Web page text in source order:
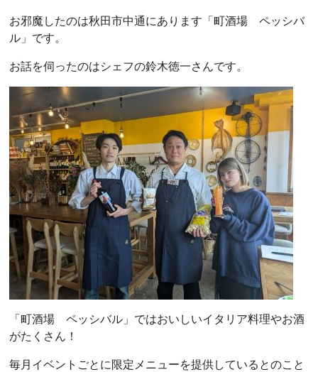
お邪魔したのは秋田市中通にあります「町酒場 ペッシバ
ル」です。
お話を伺ったのはシェフの鈴木徳一さんです。
「町酒場 ペッシバル」ではおいしいイタリア料理やお酒
がたくさん！
毎月イベントごとに限定メニューを提供しているとのこと